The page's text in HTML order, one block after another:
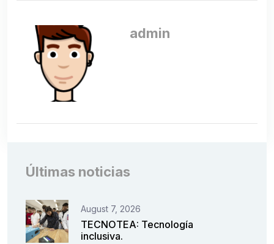
admin
Últimas noticias
August 7, 2026
TECNOTEA: Tecnología
inclusiva.